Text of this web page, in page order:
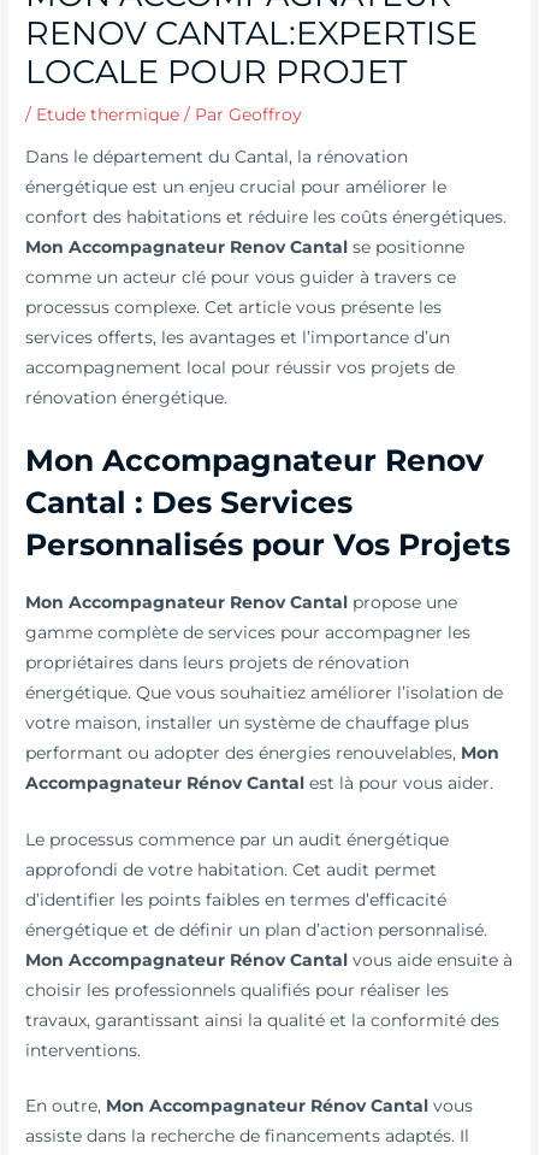
RENOV CANTAL:EXPERTISE
LOCALE POUR PROJET
/ Etude thermique / ParGeoffroy
Dans le département du Cantal, la rénovation
énergétique est un enjeu crucial pour améliorer le
confort des habitations et réduire les coûts énergétiques.
Mon Accompagnateur Renov Cantal se positionne
comme un acteur clé pour vous guider à travers ce
processus complexe. Cet article vous présente les
services offerts, les avantages et l’importance d’un
accompagnement local pour réussir vos projets de
rénovation énergétique.
Mon Accompagnateur Renov
Cantal : Des Services
Personnalisés pour Vos Projets
Mon Accompagnateur Renov Cantal propose une
gamme complète de services pour accompagner les
propriétaires dans leurs projets de rénovation
énergétique. Que vous souhaitiez améliorer l’isolation de
votre maison, installer un système de chauffage plus
performant ou adopter des énergies renouvelables, Mon
Accompagnateur Rénov Cantal est là pour vous aider.
Le processus commence par un audit énergétique
approfondi de votre habitation. Cet audit permet
d’identifier les points faibles en termes d’efficacité
énergétique et de définir un plan d’action personnalisé.
Mon Accompagnateur Rénov Cantalvous aide ensuite à
choisir les professionnels qualifiés pour réaliser les
travaux, garantissant ainsi la qualité et la conformité des
interventions.
En outre, Mon Accompagnateur Rénov Cantal vous
assiste dans la recherche de financements adaptés. Il